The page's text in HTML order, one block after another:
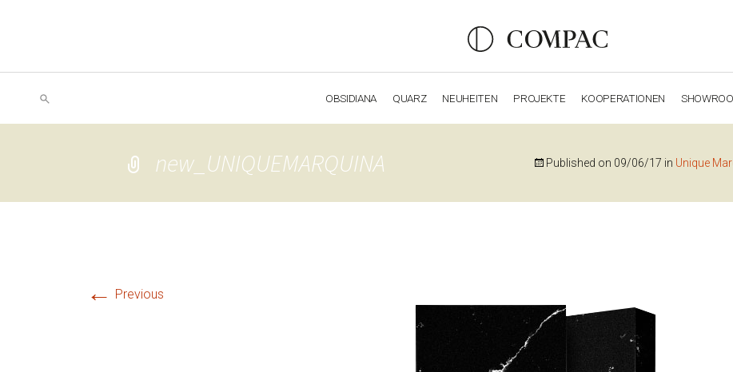
OBSIDIANA QUARZ NEUHEITEN PROJEKTE KOOPERATIONEN
new_UNIQUEMARQUINA Published on 09/06/17 in Unique
← Previous